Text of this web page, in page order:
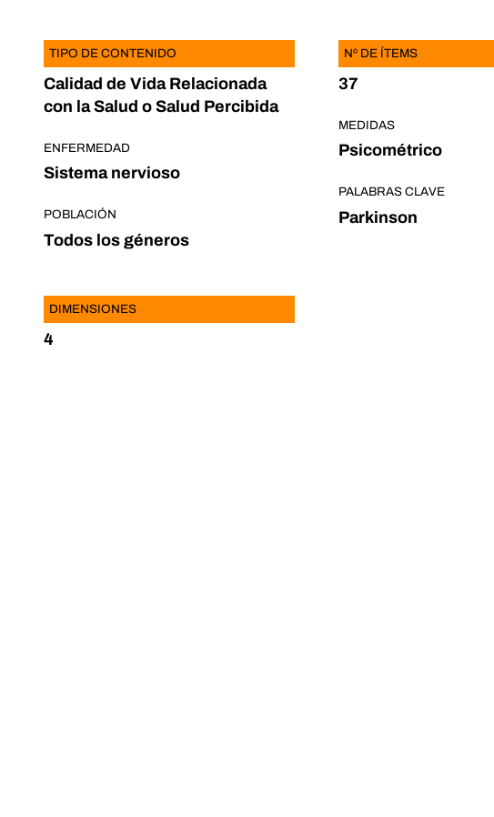
TIPO DE CONTENIDO
Calidad de Vida Relacionada
con la Salud o Salud Percibida
ENFERMEDAD
Sistema nervioso
POBLACIÓN
Todos los géneros
Nº DE ÍTEMS
37
MEDIDAS
Psicométrico
PALABRAS CLAVE
Parkinson
DIMENSIONES
4